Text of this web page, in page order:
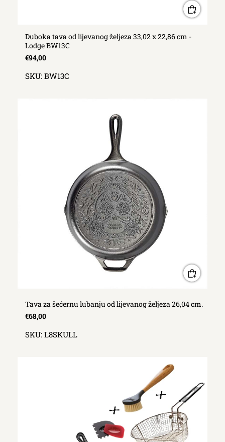
Duboka tava od lijevanog željeza 33,02 x 22,86 cm -
Lodge BW13C
€94,00
SKU: BW13C
Tava za šećernu lubanju od lijevanog željeza 26,04 cm.
€68,00
SKU: L8SKULL